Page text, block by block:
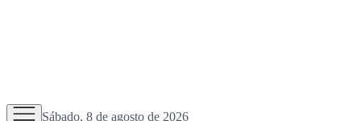
Sábado, 8 de agosto de 2026